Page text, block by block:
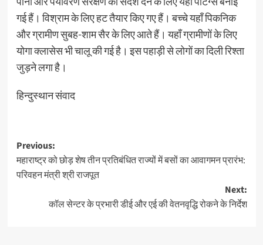
गई हैं। विश्राम के लिए हट तैयार किए गए हैं। बच्चे यहाँ पिकनिक
और ग्रामीण सुबह-शाम सैर के लिए आते हैं। यहाँ ग्रामीणों के लिए
योगा क्लासेस भी चालू की गई है। इस पहाड़ी से लोगों का दिली रिश्ता
जुड़ने लगा है।
हिन्दुस्थान संवाद
Post
navigation
Previous:
महाराष्ट्र को छोड़ शेष तीन प्रतिबंधित राज्यों में बसों का आवागमन प्रारंभ:
परिवहन मंत्री श्री राजपूत
Next:
कॉल सेन्टर के प्रभारी डीई और एई की वेतनवृद्धि रोकने के निर्देश